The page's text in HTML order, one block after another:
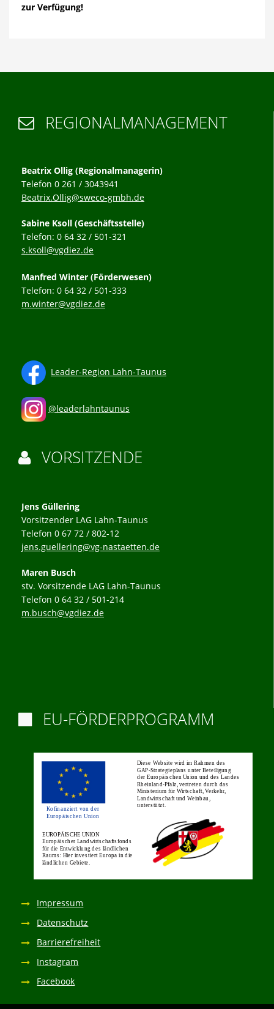
zur Verfügung!
 REGIONALMANAGEMENT
Beatrix Ollig (Regionalmanagerin)
Telefon 0 261 / 3043941
Beatrix.Ollig@sweco-gmbh.de
Sabine Ksoll (Geschäftsstelle)
Telefon: 0 64 32 / 501-321
s.ksoll@vgdiez.de
Manfred Winter (Förderwesen)
Telefon: 0 64 32 / 501-333
m.winter@vgdiez.de
Leader-Region Lahn-Taunus
@leaderlahntaunus
 VORSITZENDE
Jens Güllering
Vorsitzender LAG Lahn-Taunus
Telefon 0 67 72 / 802-12
jens.guellering@vg-nastaetten.de
Maren Busch
stv. Vorsitzende LAG Lahn-Taunus
Telefon 0 64 32 / 501-214
m.busch@vgdiez.de
EU-FÖRDERPROGRAMM
Impressum
Datenschutz
Barrierefreiheit
Instagram
Facebook